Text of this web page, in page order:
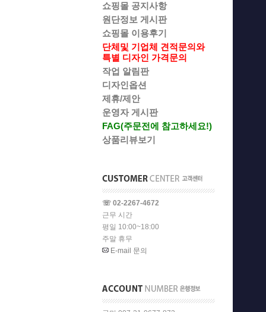
쇼핑몰 공지사항
원단정보 게시판
쇼핑몰 이용후기
단체및 기업체 견적문의와
특별 디자인 가격문의
작업 알림판
디자인옵션
제휴/제안
운영자 게시판
FAG(주문전에 참고하세요!)
상품리뷰보기
☏ 02-2267-4672
근무 시간
평일 10:00~18:00
주말 휴무
E-mail 문의